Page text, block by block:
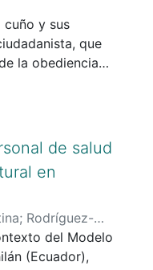
which aimed
of the nation.
positivists'
educators
by
y sus
que
la obediencia
de su origen y
en las calles.
de salud
en
; Rodríguez-
del Modelo
(Ecuador),